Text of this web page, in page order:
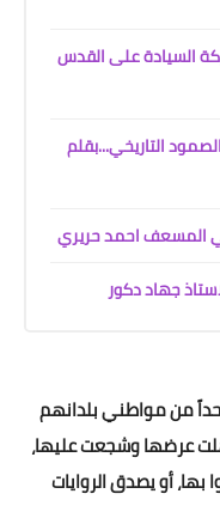
السيادة على القدس
التاريخي...بقلم
جهاد دكور
أحداً من مواطني بلدانهم
عرضها وشجعت عليها،
أو يصدق الروايات